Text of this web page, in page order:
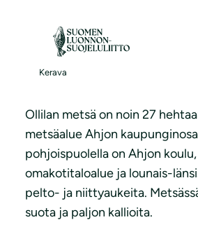
Kerava
Ollilan metsä
Ollilan metsä on noin 27
metsäalue Ahjon
pohjoispuolella on Ahjon
omakotitaloalue ja lounais-
pelto- ja niittyaukeita.
suota ja paljon kallioita.